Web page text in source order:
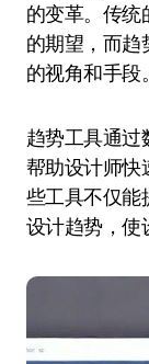
的变革。传统
的期望，而趋
的视角和手段。
趋势工具通过
帮助设计师快
些工具不仅能
设计趋势，使